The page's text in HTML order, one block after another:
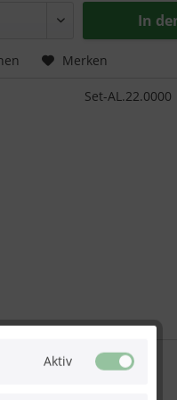
In
Merken
Set-AL.22.0000
Aktiv